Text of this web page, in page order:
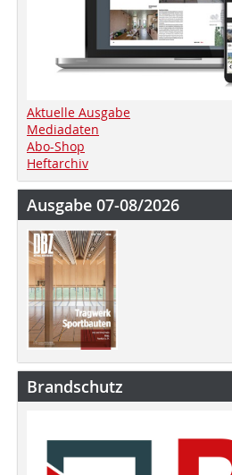
Aktuelle Ausgabe
Mediadaten
Abo-Shop
Heftarchiv
Ausgabe 07-08/2026
Brandschutz